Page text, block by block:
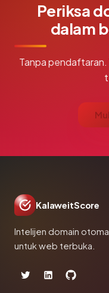
Periksa
dalam
Tanpa
KalaweitScore
Intelijen domain
untuk web terbuka.